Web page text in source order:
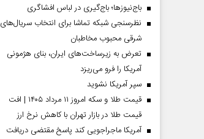
باج‌نیوزها؛ باج‌گیری در لباس افشاگری
نظرسنجی شبکه تماشا برای انتخاب سریال‌های
شرقی محبوب مخاطبان
تعرض به زیرساخت‌های ایران، بنای هژمونی
آمریکا را فرو می‌ریزد
سپر آمریکا نشوید
قیمت طلا و سکه امروز ۱۱ مرداد ۱۴۰۵ | افت
قیمت طلا در بازار تهران با کاهش نرخ ارز
آمریکا ماجراجویی کند پاسخ مقتضی دریافت